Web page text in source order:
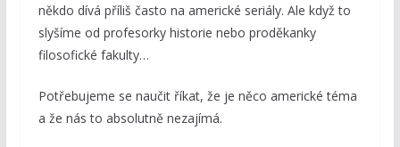
někdo dívá příliš často na americké seriály. Ale když to
slyšíme od profesorky historie nebo proděkanky
filosofické fakulty…
Potřebujeme se naučit říkat, že je něco americké téma
a že nás to absolutně nezajímá.